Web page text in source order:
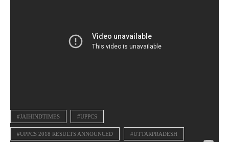
#JAIHINDTIMES #UPPCS
#UPPCS 2018 RESULTS ANNOUNCED #UTTARPRADESH